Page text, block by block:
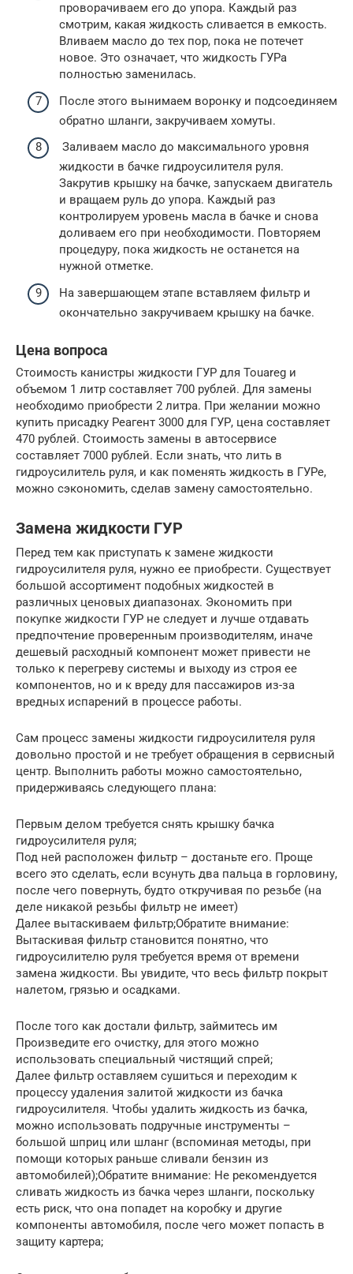
проворачиваем его до упора. Каждый раз
смотрим, какая жидкость сливается в емкость.
Вливаем масло до тех пор, пока не потечет
новое. Это означает, что жидкость ГУРа
полностью заменилась.
После этого вынимаем воронку и подсоединяем
обратно шланги, закручиваем хомуты.
Заливаем масло до максимального уровня
жидкости в бачке гидроусилителя руля.
Закрутив крышку на бачке, запускаем двигатель
и вращаем руль до упора. Каждый раз
контролируем уровень масла в бачке и снова
доливаем его при необходимости. Повторяем
процедуру, пока жидкость не останется на
нужной отметке.
На завершающем этапе вставляем фильтр и
окончательно закручиваем крышку на бачке.
Цена вопроса
Стоимость канистры жидкости ГУР для Touareg и
объемом 1 литр составляет 700 рублей. Для замены
необходимо приобрести 2 литра. При желании можно
купить присадку Реагент 3000 для ГУР, цена составляет
470 рублей. Стоимость замены в автосервисе
составляет 7000 рублей. Если знать, что лить в
гидроусилитель руля, и как поменять жидкость в ГУРе,
можно сэкономить, сделав замену самостоятельно.
Замена жидкости ГУР
Перед тем как приступать к замене жидкости
гидроусилителя руля, нужно ее приобрести. Существует
большой ассортимент подобных жидкостей в
различных ценовых диапазонах. Экономить при
покупке жидкости ГУР не следует и лучше отдавать
предпочтение проверенным производителям, иначе
дешевый расходный компонент может привести не
только к перегреву системы и выходу из строя ее
компонентов, но и к вреду для пассажиров из-за
вредных испарений в процессе работы.
Сам процесс замены жидкости гидроусилителя руля
довольно простой и не требует обращения в сервисный
центр. Выполнить работы можно самостоятельно,
придерживаясь следующего плана:
Первым делом требуется снять крышку бачка
гидроусилителя руля;
Под ней расположен фильтр – достаньте его. Проще
всего это сделать, если всунуть два пальца в горловину,
после чего повернуть, будто откручивая по резьбе (на
деле никакой резьбы фильтр не имеет)
Далее вытаскиваем фильтр;Обратите внимание:
Вытаскивая фильтр становится понятно, что
гидроусилителю руля требуется время от времени
замена жидкости. Вы увидите, что весь фильтр покрыт
налетом, грязью и осадками.
После того как достали фильтр, займитесь им
Произведите его очистку, для этого можно
использовать специальный чистящий спрей;
Далее фильтр оставляем сушиться и переходим к
процессу удаления залитой жидкости из бачка
гидроусилителя. Чтобы удалить жидкость из бачка,
можно использовать подручные инструменты –
большой шприц или шланг (вспоминая методы, при
помощи которых раньше сливали бензин из
автомобилей);Обратите внимание: Не рекомендуется
сливать жидкость из бачка через шланги, поскольку
есть риск, что она попадет на коробку и другие
компоненты автомобиля, после чего может попасть в
защиту картера;